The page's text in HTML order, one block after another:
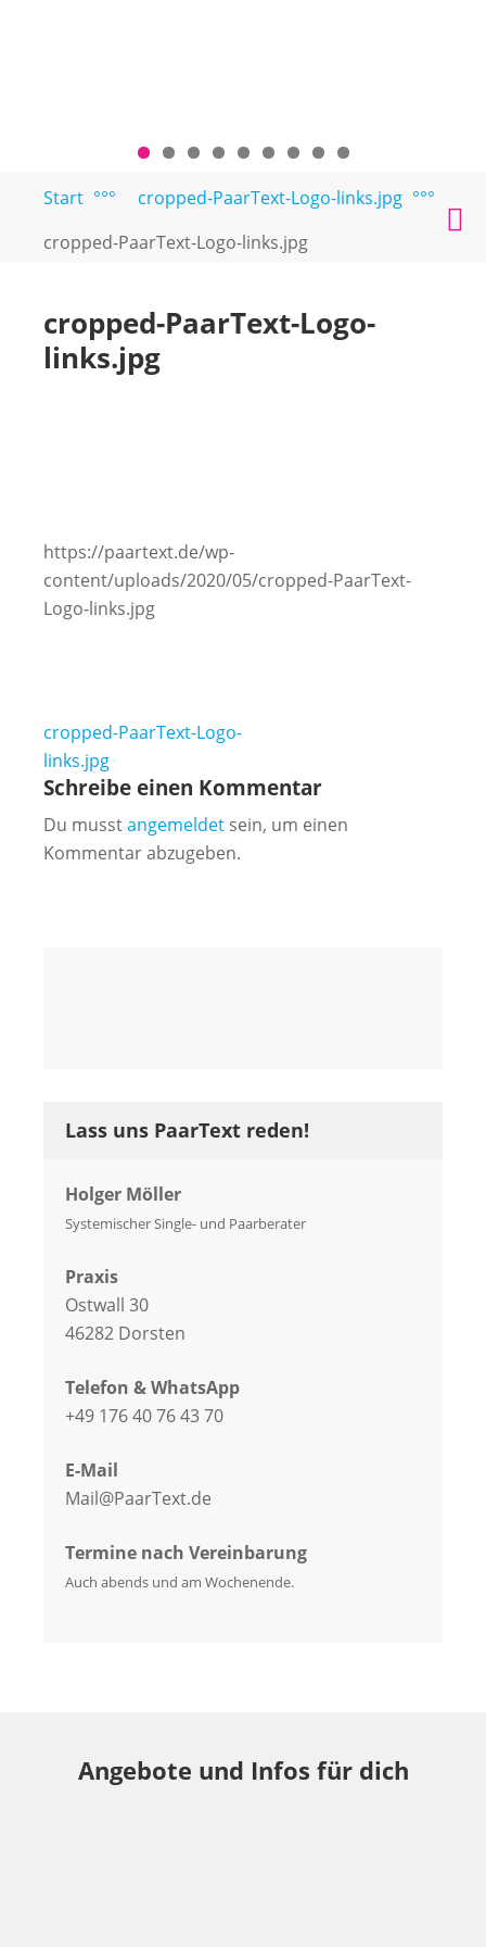
springen
PAARTEXT
Coaching
Singles
Start °°° cropped-PaarText-Logo-links.jpg °°°
cropped-PaarText-Logo-links.jpg
cropped-PaarText-Logo-
links.jpg
https://paartext.de/wp-
content/uploads/2020/05/cropped-PaarText-
Logo-links.jpg
Beitragsnavigation
cropped-PaarText-Logo-
links.jpg
Schreibe einen Kommentar
Du musstangemeldet sein, um einen
Kommentar abzugeben.
Lass uns PaarText reden!
Holger Möller
Systemischer Single- und Paarberater
Praxis
Ostwall 30
46282 Dorsten
Telefon & WhatsApp
+49 176 40 76 43 70
E-Mail
Mail@PaarText.de
Termine nach Vereinbarung
Auch abends und am Wochenende.
Angebote und Infos für dich